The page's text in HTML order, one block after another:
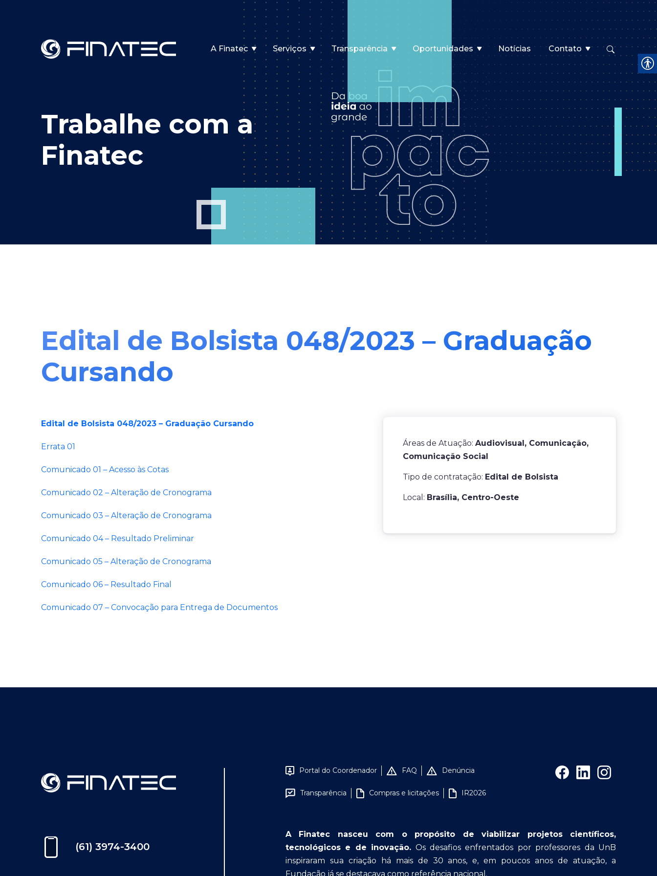
A Finatec Serviços Transparência Oportunidades Notícias Contato
Trabalhe com a
Finatec
Edital de Bolsista 048/2023 – Graduação
Cursando
Edital de Bolsista 048/2023 – Graduação Cursando
Errata 01
Comunicado 01 – Acesso às Cotas
Comunicado 02 – Alteração de Cronograma
Comunicado 03 – Alteração de Cronograma
Comunicado 04 – Resultado Preliminar
Comunicado 05 – Alteração de Cronograma
Comunicado 06 – Resultado Final
Comunicado 07 – Convocação para Entrega de Documentos
Áreas de Atuação: Audiovisual, Comunicação,
Comunicação Social
Tipo de contratação: Edital de Bolsista
Local: Brasília, Centro-Oeste
(61) 3974-3400
Portal do Coordenador FAQ Denúncia
Transparência Compras e licitações IR2026
A Finatec nasceu com o propósito de viabilizar projetos científicos,
tecnológicos e de inovação. Os desafios enfrentados por professores da UnB
inspiraram sua criação há mais de 30 anos, e, em poucos anos de atuação, a
Fundação já se destacava como referência nacional.